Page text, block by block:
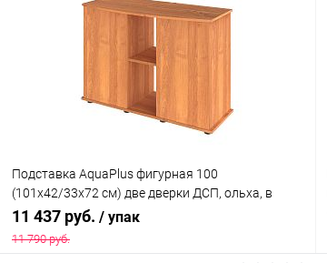
Подставка AquaPlus фигурная 100
(101х42/33х72 см) две дверки ДСП, ольха, в
коробке, подходит для модели аквариума LUX
11 437 руб. / упак
11 790 руб.